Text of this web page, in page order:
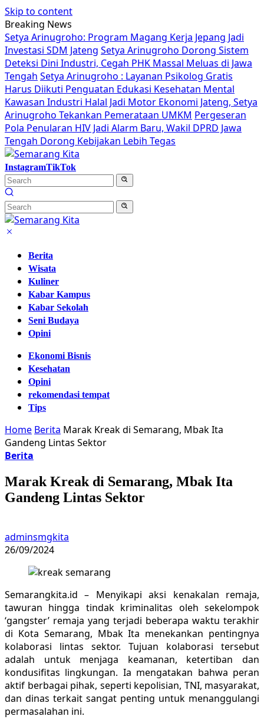
Skip to content
Breaking News
Setya Arinugroho: Program Magang Kerja Jepang Jadi
Investasi SDM Jateng Setya Arinugroho Dorong Sistem
Deteksi Dini Industri, Cegah PHK Massal Meluas di Jawa
Tengah Setya Arinugroho : Layanan Psikolog Gratis
Harus Diikuti Penguatan Edukasi Kesehatan Mental
Kawasan Industri Halal Jadi Motor Ekonomi Jateng, Setya
Arinugroho Tekankan Pemerataan UMKM Pergeseran
Pola Penularan HIV Jadi Alarm Baru, Wakil DPRD Jawa
Tengah Dorong Kebijakan Lebih Tegas
InstagramTikTok
Berita
Wisata
Kuliner
Kabar Kampus
Kabar Sekolah
Seni Budaya
Opini
Ekonomi Bisnis
Kesehatan
Opini
rekomendasi tempat
Tips
Home Berita Marak Kreak di Semarang, Mbak Ita
Gandeng Lintas Sektor
Berita
Marak Kreak di Semarang, Mbak Ita
Gandeng Lintas Sektor
adminsmgkita
26/09/2024
Semarangkita.id – Menyikapi aksi kenakalan remaja,
tawuran hingga tindak kriminalitas oleh sekelompok
‘gangster’ remaja yang terjadi beberapa waktu terakhir
di Kota Semarang, Mbak Ita menekankan pentingnya
kolaborasi lintas sektor. Tujuan kolaborasi tersebut
adalah untuk menjaga keamanan, ketertiban dan
kondusifitas lingkungan. Ia mengatakan bahwa peran
aktif berbagai pihak, seperti kepolisian, TNI, masyarakat,
dan dinas terkait sangat penting untuk menanggulangi
permasalahan ini.